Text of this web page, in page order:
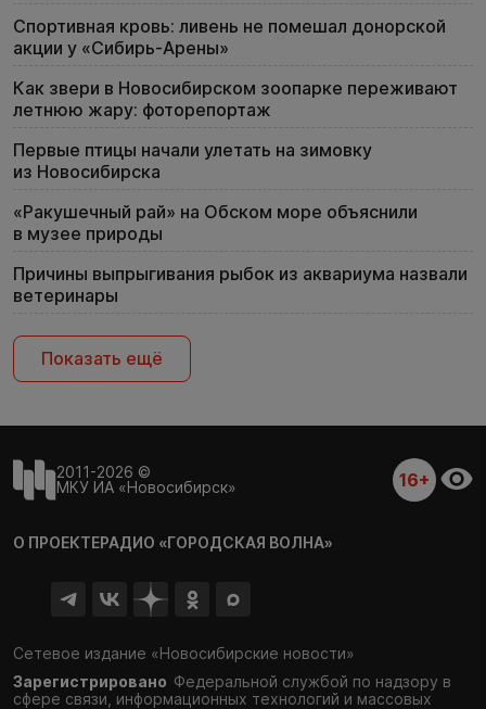
Спортивная кровь: ливень не помешал донорской
акции у «Сибирь-Арены»
Как звери в Новосибирском зоопарке переживают
летнюю жару: фоторепортаж
Первые птицы начали улетать на зимовку
из Новосибирска
«Ракушечный рай» на Обском море объяснили
в музее природы
Причины выпрыгивания рыбок из аквариума назвали
ветеринары
Показать ещё
2011-2026 ©
МКУ ИА «Новосибирск»
16+
О ПРОЕКТЕРАДИО «ГОРОДСКАЯ ВОЛНА»
Сетевое издание «Новосибирские новости»
Зарегистрировано Федеральной службой по надзору в
сфере связи, информационных технологий и массовых